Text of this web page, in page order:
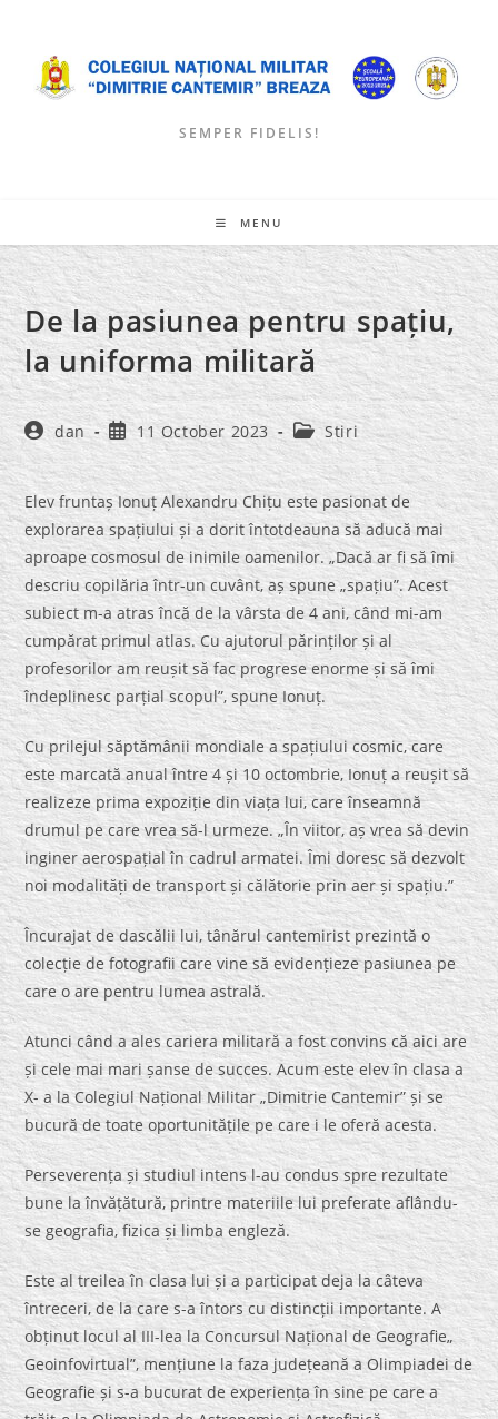
content
SEMPER FIDELIS!
MENU
De la pasiunea pentru spațiu,
la uniforma militară
Post
author:
dan
Post
published:
11 October 2023
Post
category:
Stiri
Elev fruntaș Ionuț Alexandru Chițu este pasionat de
explorarea spațiului și a dorit întotdeauna să aducă mai
aproape cosmosul de inimile oamenilor. „Dacă ar fi să îmi
descriu copilăria într-un cuvânt, aș spune „spațiu”. Acest
subiect m-a atras încă de la vârsta de 4 ani, când mi-am
cumpărat primul atlas. Cu ajutorul părinților și al
profesorilor am reușit să fac progrese enorme și să îmi
îndeplinesc parțial scopul”, spune Ionuț.
Cu prilejul săptămânii mondiale a spațiului cosmic, care
este marcată anual între 4 și 10 octombrie, Ionuț a reușit să
realizeze prima expoziție din viața lui, care înseamnă
drumul pe care vrea să-l urmeze. „În viitor, aș vrea să devin
inginer aerospațial în cadrul armatei. Îmi doresc să dezvolt
noi modalități de transport și călătorie prin aer și spațiu.”
Încurajat de dascălii lui, tânărul cantemirist prezintă o
colecție de fotografii care vine să evidențieze pasiunea pe
care o are pentru lumea astrală.
Atunci când a ales cariera militară a fost convins că aici are
și cele mai mari șanse de succes. Acum este elev în clasa a
X- a la Colegiul Național Militar „Dimitrie Cantemir” și se
bucură de toate oportunitățile pe care i le oferă acesta.
Perseverența și studiul intens l-au condus spre rezultate
bune la învățătură, printre materiile lui preferate aflându-
se geografia, fizica și limba engleză.
Este al treilea în clasa lui și a participat deja la câteva
întreceri, de la care s-a întors cu distincții importante. A
obținut locul al III-lea la Concursul Național de Geografie„
Geoinfovirtual”, mențiune la faza județeană a Olimpiadei de
Geografie și s-a bucurat de experiența în sine pe care a